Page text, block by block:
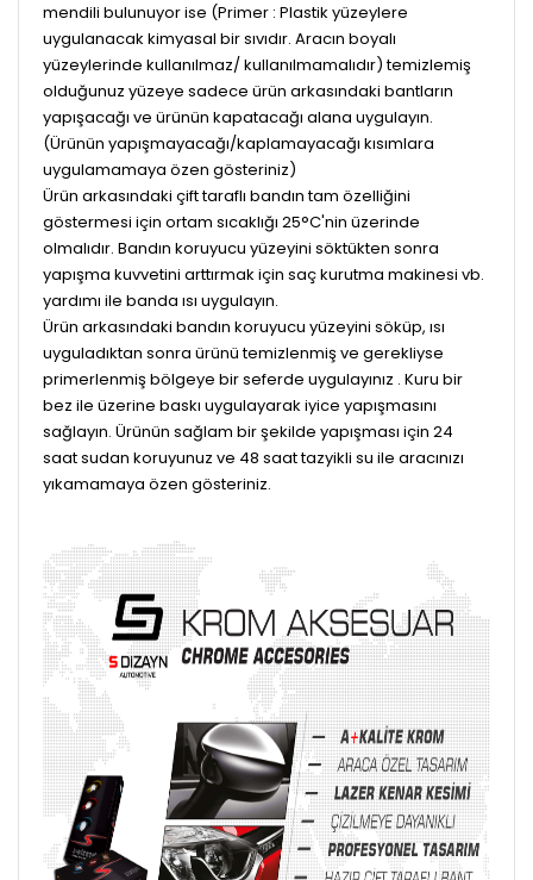
mendili bulunuyor ise (Primer : Plastik yüzeylere
uygulanacak kimyasal bir sıvıdır. Aracın boyalı
yüzeylerinde kullanılmaz/ kullanılmamalıdır) temizlemiş
olduğunuz yüzeye sadece ürün arkasındaki bantların
yapışacağı ve ürünün kapatacağı alana uygulayın.
(Ürünün yapışmayacağı/kaplamayacağı kısımlara
uygulamamaya özen gösteriniz)
Ürün arkasındaki çift taraflı bandın tam özelliğini
göstermesi için ortam sıcaklığı 25°C'nin üzerinde
olmalıdır. Bandın koruyucu yüzeyini söktükten sonra
yapışma kuvvetini arttırmak için saç kurutma makinesi vb.
yardımı ile banda ısı uygulayın.
Ürün arkasındaki bandın koruyucu yüzeyini söküp, ısı
uyguladıktan sonra ürünü temizlenmiş ve gerekliyse
primerlenmiş bölgeye bir seferde uygulayınız . Kuru bir
bez ile üzerine baskı uygulayarak iyice yapışmasını
sağlayın. Ürünün sağlam bir şekilde yapışması için 24
saat sudan koruyunuz ve 48 saat tazyikli su ile aracınızı
yıkamamaya özen gösteriniz.